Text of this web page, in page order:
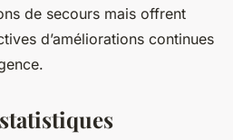
de secours mais offrent
d’améliorations continues